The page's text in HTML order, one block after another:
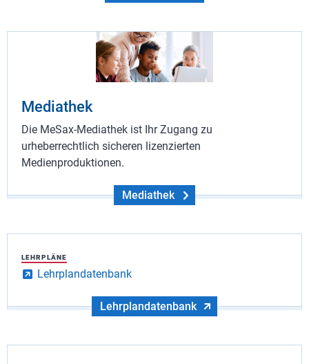
Mediathek
Die MeSax-Mediathek ist Ihr Zugang zu
urheberrechtlich sicheren lizenzierten
Medienproduktionen.
Mediathek
LEHRPLÄNE
Lehrplandatenbank
Lehrplandatenbank